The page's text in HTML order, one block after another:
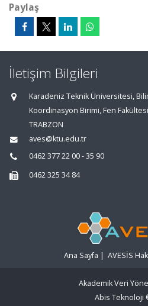
Paylaş
İletişim Bilgileri
Karadeniz Teknik Üniversitesi,
Koordinasyon Birimi, Fen
TRABZON
aves@ktu.edu.tr
0462 377 22 00 - 35 90
0462 325 34 84
Ana Sayfa | AVESİS
Akademik Veri
Abis Teknoloji